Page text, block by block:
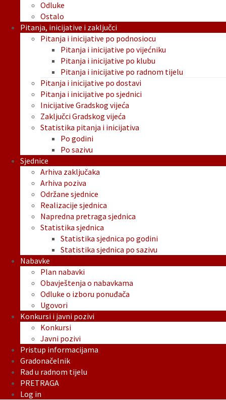
Odluke
Ostalo
Pitanja, inicijative i zaključci
Pitanja i inicijative po podnosiocu
Pitanja i inicijative po vijećniku
Pitanja i inicijative po klubu
Pitanja i inicijative po radnom tijelu
Pitanja i inicijative po dostavi
Pitanja i inicijative po sjednici
Inicijative Gradskog vijeća
Zaključci Gradskog vijeća
Statistika pitanja i inicijativa
Po godini
Po sazivu
Sjednice
Arhiva zaključaka
Arhiva poziva
Održane sjednice
Realizacije sjednica
Napredna pretraga sjednica
Statistika sjednica
Statistika sjednica po godini
Statistika sjednica po sazivu
Nabavke
Plan nabavki
Obavještenja o nabavkama
Odluke o izboru ponuđača
Ugovori
Konkursi i javni pozivi
Konkursi
Javni pozivi
Pristup informacijama
Gradonačelnik
Rad u radnom tijelu
PRETRAGA
Log in